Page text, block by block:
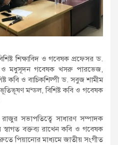
শিক্ষাবিদ ও গবেষক প্রফেসর ড.
ও মধুসূদন গবেষক খসরু পারভেজ,
কবি ও বাচিকশিল্পী ড. সবুজ শামীম
মন্ডল, বিশিষ্ট কবি ও গবেষক
সভাপতিত্বে সাধারণ সম্পাদক
স্বাগত বক্তব্য রাখেন কবি ও গবেষক
পিয়ানোর মাধ্যমে জাতীয় সংগীত